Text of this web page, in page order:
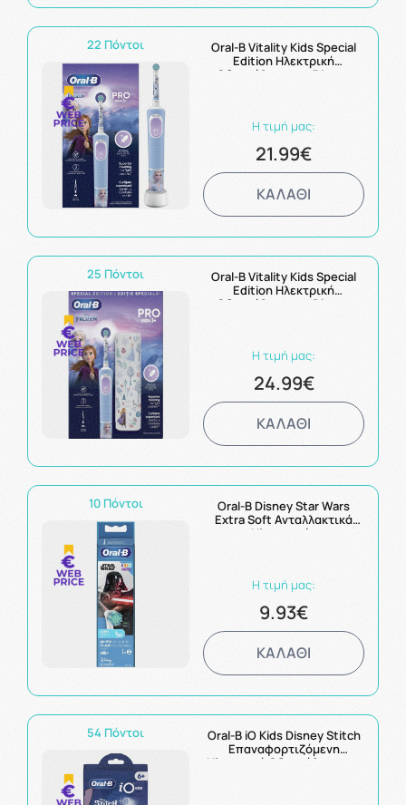
22 Πόντοι
Oral-B Vitality Kids Special
Edition Ηλεκτρική
Οδοντόβουρτσα Disney
Η τιμή μας:
21.99€
ΚΑΛΑΘΙ
25 Πόντοι
Oral-B Vitality Kids Special
Edition Ηλεκτρική
Οδοντόβουρτσα Disney
Η τιμή μας:
24.99€
ΚΑΛΑΘΙ
10 Πόντοι
Oral-B Disney Star Wars
Extra Soft Ανταλλακτικά
Ηλεκτρικής
Η τιμή μας:
9.93€
ΚΑΛΑΘΙ
54 Πόντοι
Oral-B iO Kids Disney Stitch
Επαναφορτιζόμενη
Ηλεκτρική Οδοντόβουρτσα